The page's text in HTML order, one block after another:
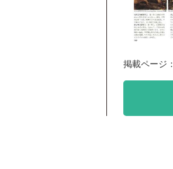
掲載ページ：